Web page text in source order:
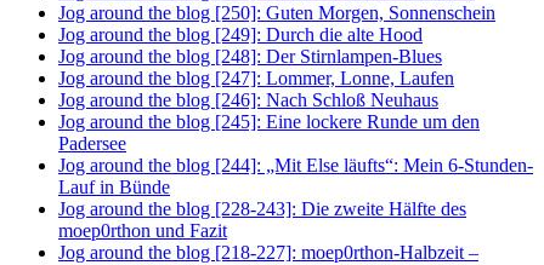
Jog around the blog [250]: Guten Morgen, Sonnenschein
Jog around the blog [249]: Durch die alte Hood
Jog around the blog [248]: Der Stirnlampen-Blues
Jog around the blog [247]: Lommer, Lonne, Laufen
Jog around the blog [246]: Nach Schloß Neuhaus
Jog around the blog [245]: Eine lockere Runde um den
Padersee
Jog around the blog [244]: „Mit Else läufts“: Mein 6-Stunden-
Lauf in Bünde
Jog around the blog [228-243]: Die zweite Hälfte des
moep0rthon und Fazit
Jog around the blog [218-227]: moep0rthon-Halbzeit –